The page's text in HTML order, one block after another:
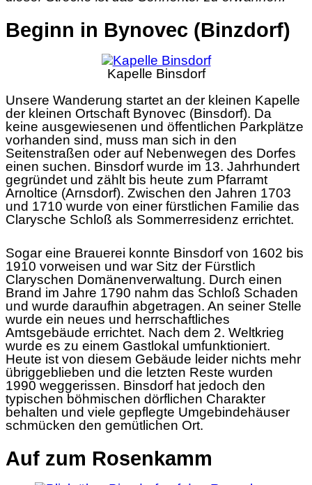
Beginn in Bynovec (Binzdorf)
Kapelle Binsdorf
Unsere Wanderung startet an der kleinen Kapelle
der kleinen Ortschaft Bynovec (Binsdorf). Da
keine ausgewiesenen und öffentlichen Parkplätze
vorhanden sind, muss man sich in den
Seitenstraßen oder auf Nebenwegen des Dorfes
einen suchen. Binsdorf wurde im 13. Jahrhundert
gegründet und zählt bis heute zum Pfarramt
Arnoltice (Arnsdorf). Zwischen den Jahren 1703
und 1710 wurde von einer fürstlichen Familie das
Clarysche Schloß als Sommerresidenz errichtet.
Sogar eine Brauerei konnte Binsdorf von 1602 bis
1910 vorweisen und war Sitz der Fürstlich
Claryschen Domänenverwaltung. Durch einen
Brand im Jahre 1790 nahm das Schloß Schaden
und wurde daraufhin abgetragen. An seiner Stelle
wurde ein neues und herrschaftliches
Amtsgebäude errichtet. Nach dem 2. Weltkrieg
wurde es zu einem Gastlokal umfunktioniert.
Heute ist von diesem Gebäude leider nichts mehr
übriggeblieben und die letzten Reste wurden
1990 weggerissen. Binsdorf hat jedoch den
typischen böhmischen dörflichen Charakter
behalten und viele gepflegte Umgebindehäuser
schmücken den gemütlichen Ort.
Auf zum Rosenkamm